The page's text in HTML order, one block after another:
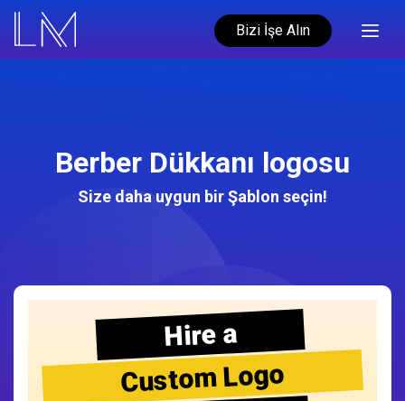
Bizi İşe Alın
Berber Dükkanı logosu
Size daha uygun bir Şablon seçin!
Hire a
Custom Logo